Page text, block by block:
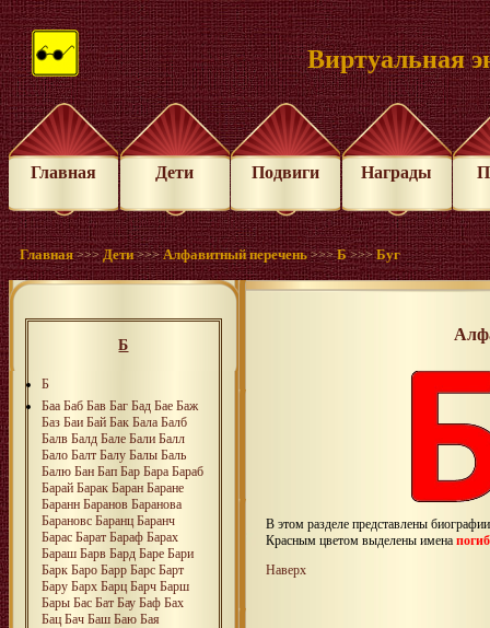
Виртуальная
Главная Дети Подвиги Награды
Главная >>>Дети >>>Алфавитный перечень >>>Б >>>Буг
Б
Б
Баа Баб Бав Баг Бад Бае Баж
Баз Баи Бай Бак Бала Балб
Балв Балд Бале Бали Балл
Бало Балт Балу Балы Баль
Балю Бан Бап Бар Бара Бараб
Барай Барак Баран Баране
Баранн Баранов Баранова
Барановс Баранц Баранч
Барас Барат Бараф Барах
Бараш Барв Бард Баре Бари
Барк Баро Барр Барс Барт
Бару Барх Барц Барч Барш
Бары Бас Бат Бау Баф Бах
Бац Бач Баш Баю Бая
В этом разделе представлены
Красным цветом выделены имена
Наверх